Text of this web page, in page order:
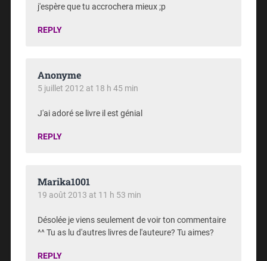
j'espère que tu accrochera mieux ;p
REPLY
Anonyme
5 juillet 2012 at 18 h 45 min
J'ai adoré se livre il est génial
REPLY
Marika1001
19 août 2013 at 11 h 53 min
Désolée je viens seulement de voir ton commentaire
^^ Tu as lu d'autres livres de l'auteure? Tu aimes?
REPLY